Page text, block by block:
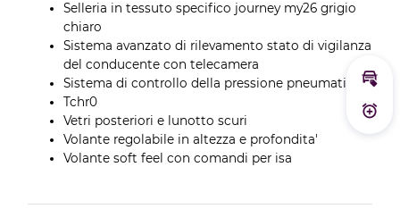
Selleria in tessuto specifico journey my26 grigio
chiaro
Sistema avanzato di rilevamento stato di vigilanza
del conducente con telecamera
Sistema di controllo della pressione pneumatici
Tchr0
Vetri posteriori e lunotto scuri
Volante regolabile in altezza e profondita'
Volante soft feel con comandi per isa